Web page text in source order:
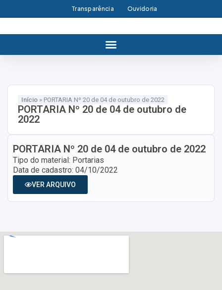
Transparência Ouvidoria
Início » PORTARIA Nº 20 de 04 de outubro de 2022
PORTARIA Nº 20 de 04 de outubro de
2022
PORTARIA Nº 20 de 04 de outubro de 2022
Tipo do material: Portarias
Data de cadastro: 04/10/2022
VER ARQUIVO